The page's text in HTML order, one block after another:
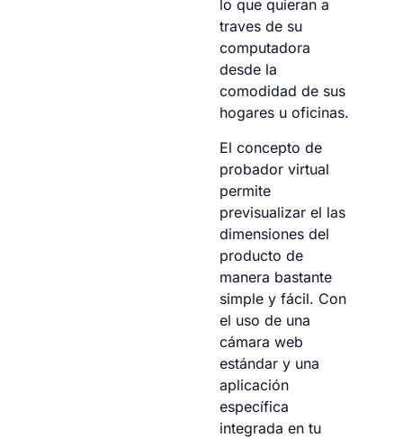
lo que quieran a
traves de su
computadora
desde la
comodidad de sus
hogares u oficinas.
El concepto de
probador virtual
permite
previsualizar el las
dimensiones del
producto de
manera bastante
simple y fácil. Con
el uso de una
cámara web
estándar y una
aplicación
específica
integrada en tu